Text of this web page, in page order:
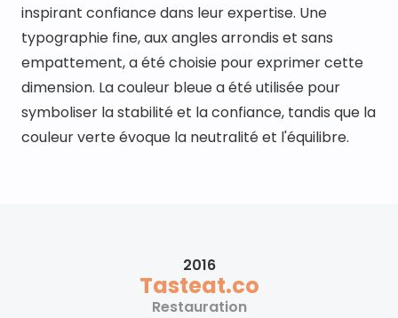
inspirant confiance dans leur expertise. Une
typographie fine, aux angles arrondis et sans
empattement, a été choisie pour exprimer cette
dimension. La couleur bleue a été utilisée pour
symboliser la stabilité et la confiance, tandis que la
couleur verte évoque la neutralité et l'équilibre.
2016
Tasteat.co
Restauration